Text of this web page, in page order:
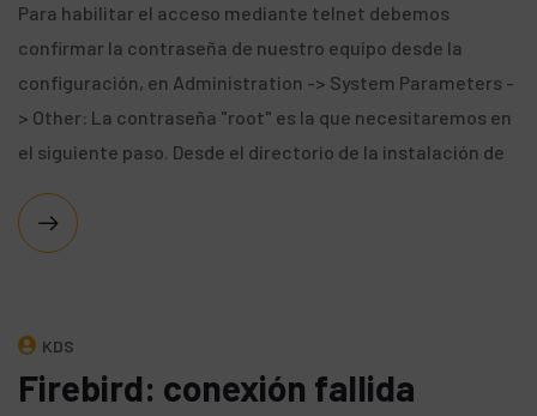
Para habilitar el acceso mediante telnet debemos
confirmar la contraseña de nuestro equipo desde la
configuración, en Administration -> System Parameters -
> Other: La contraseña "root" es la que necesitaremos en
el siguiente paso. Desde el directorio de la instalación de
KDS
Firebird: conexión fallida